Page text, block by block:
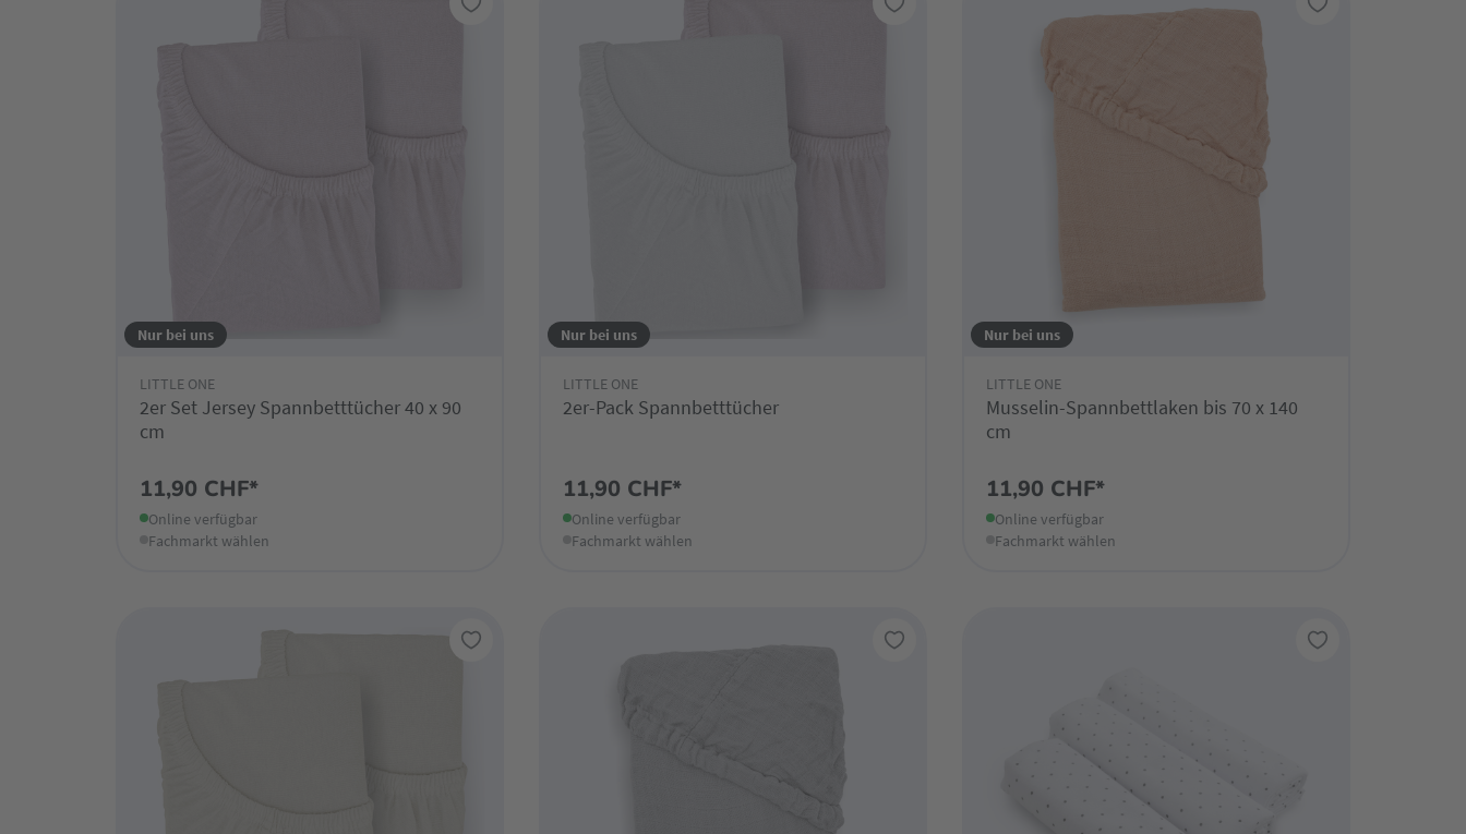
Nur bei uns
LITTLE ONE
2er Set Jersey Spannbetttücher 40 x 90
cm
11,90 CHF*
Online verfügbar
Fachmarkt wählen
Nur bei uns
LITTLE ONE
2er-Pack Spannbetttücher
11,90 CHF*
Online verfügbar
Fachmarkt wählen
Nur bei uns
LITTLE ONE
Musselin-Spannbettlaken bis 70 x 140
cm
11,90 CHF*
Online verfügbar
Fachmarkt wählen